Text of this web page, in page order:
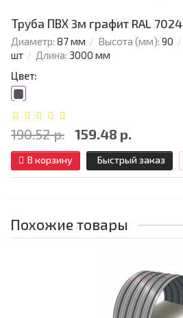
Труба ПВХ 3м графит RAL 7024
Диаметр: 87 мм Высота (мм): 90
шт
Длина: 3000 мм
Цвет:
190.52 р. 159.48 р.
В корзину Быстрый заказ
Похожие товары